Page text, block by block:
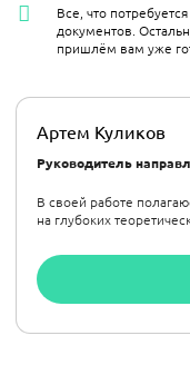
Артем Куликов
Руководитель
В своей работе
на глубоких
Все, что
документов.
пришлём вам уже